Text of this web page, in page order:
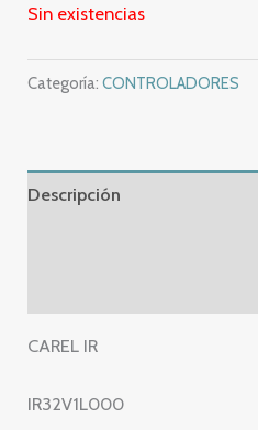
Sin existencias
Categoría:CONTROLADORES
Descripción
CAREL IR
IR32V1L000